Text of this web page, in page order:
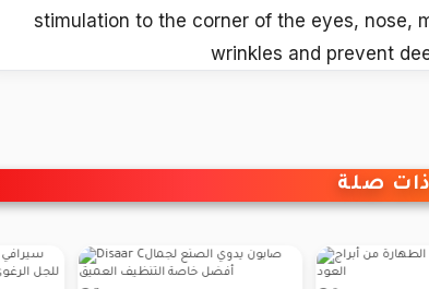
stimulation to the corner of the eyes, nose,
wrinkles and prevent
صلة
👁 3 vues